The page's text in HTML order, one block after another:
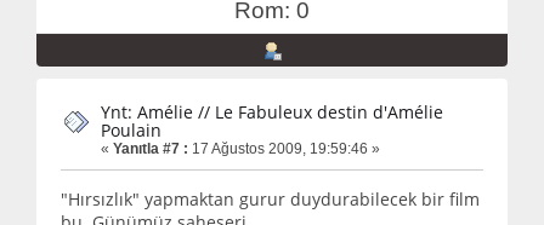
Rom: 0
Ynt: Amélie // Le Fabuleux destin d'Amélie
Poulain
« Yanıtla #7 : 17 Ağustos 2009, 19:59:46 »
"Hırsızlık" yapmaktan gurur duydurabilecek bir film